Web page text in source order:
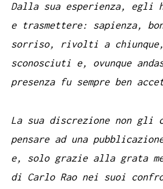
Dalla sua esperienza, egli
e trasmettere: sapienza,
sorriso, rivolti a
sconosciuti e, ovunque
presenza fu sempre ben
La sua discrezione non gli
pensare ad una
e, solo grazie alla grata
di Carlo Rao nei suoi